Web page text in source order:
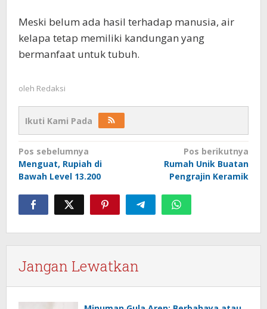
Meski belum ada hasil terhadap manusia, air
kelapa tetap memiliki kandungan yang
bermanfaat untuk tubuh.
oleh Redaksi
Ikuti Kami Pada
Navigasi
pos
Pos sebelumnya
Menguat, Rupiah di
Bawah Level 13.200
Pos berikutnya
Rumah Unik Buatan
Pengrajin Keramik
Jangan Lewatkan